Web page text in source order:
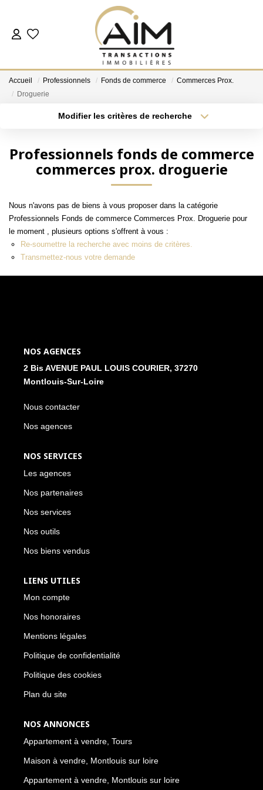
ACHETER
Les Agences
Notre Équipe
Nos Témoignages
Nos Partenaires
NOS ACTUALITÉS
Accueil Professionnels Fonds de commerce
Commerces Prox.
Droguerie
Modifier les critères de recherche
Budget max
Professionnels fonds de commerce
commerces prox. droguerie
Nous n'avons pas de biens à vous proposer dans la catégorie
Professionnels Fonds de commerce Commerces Prox. Droguerie pour
le moment , plusieurs options s'offrent à vous :
Re-soumettre la recherche avec moins de critères.
Transmettez-nous votre demande
NOS AGENCES
2 Bis AVENUE PAUL LOUIS COURIER, 37270
Montlouis-Sur-Loire
Nous contacter
Nos agences
NOS SERVICES
Les agences
Nos partenaires
Nos services
Nos outils
Nos biens vendus
LIENS UTILES
Mon compte
Nos honoraires
Mentions légales
Politique de confidentialité
Politique des cookies
Plan du site
NOS ANNONCES
Appartement à vendre, Tours
Maison à vendre, Montlouis sur loire
Appartement à vendre, Montlouis sur loire